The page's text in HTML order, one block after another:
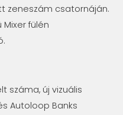
zeneszám csatornáján.
fülén
száma, új vizuális
Autoloop Banks